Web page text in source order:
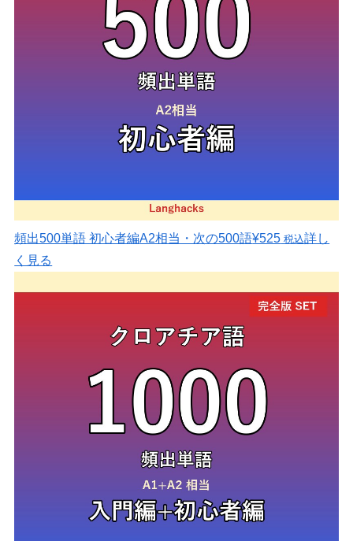
頻出500単語 初心者編A2相当・次の500語¥525 税込詳し
く見る